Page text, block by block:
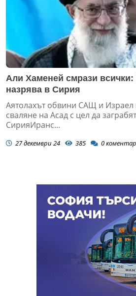
Али Хаменей смрази
назрява в Сирия
Аятолахът обвини САЩ и Израел
сваляне на Асад с цел да
СирияИранс...
27 декември 24 385 0